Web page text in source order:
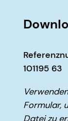
101195 63
Formular,
Datei zu